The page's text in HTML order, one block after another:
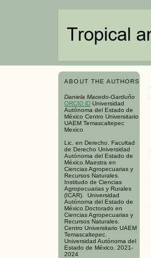
ABOUT THE AUTHORS
Daniela Macedo-Garduño
ORCID iD Universidad
Autónoma del Estado de
México Centro Universitario
UAEM Temascaltepec
Mexico
Lic. en Derecho. Facultad
de Derecho Universidad
Autónoma del Estado de
México.Maestra en
Ciencias Agropecuarias y
Recursos Naturales.
Institudo de Ciencias
Agropecuarias y Rurales
(ICAR). Universidad
Autónoma del Estado de
México.Doctorado en
Ciencias Agropecuarias y
Recursos Naturales.
Centro Universitario UAEM
Temascaltepec.
Universidad Autónoma del
Estado de México. 2021-
2024